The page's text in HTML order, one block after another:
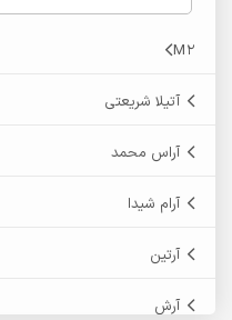
M2
آتیلا شریعتی
آراس محمد
آرام شیدا
آرتین
آرش